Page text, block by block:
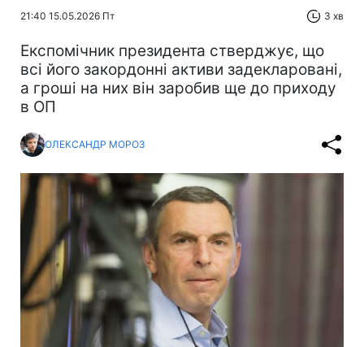
21:40 15.05.2026 Пт 3 хв
Експомічник президента стверджує, що
всі його закордонні активи задекларовані,
а гроші на них він заробив ще до приходу
в ОП
ОЛЕКСАНДР МОРОЗ